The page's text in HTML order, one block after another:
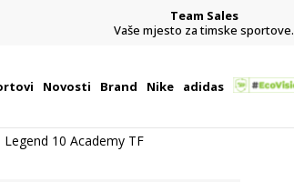
Team Sales
Vaše mjesto za timske sportove.
Novosti Brand Nike adidas
10 Academy TF